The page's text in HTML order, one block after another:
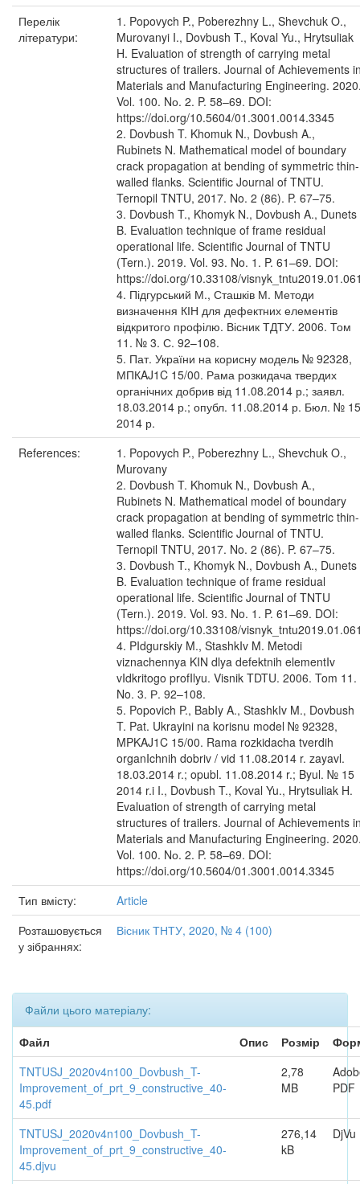
Перелік
літератури:
1. Popovych P., Poberezhny L., Shevchuk O.,
Murovanyi I., Dovbush T., Koval Yu., Hrytsuliak
H. Evaluation of strength of carrying metal
structures of trailers. Journal of Achievements
Materials and Manufacturing Engineering.
Vol. 100. Nо. 2. P. 58–69. DOI:
https://doi.org/10.5604/01.3001.0014.3345
2. Dovbush T. Khomuk N., Dovbush A.,
Rubinets N. Mathematical model of boundary
crack propagation at bending of symmetric thin-
walled flanks. Scientific Journal of TNTU.
Ternopil TNTU, 2017. No. 2 (86). P. 67–75.
3. Dovbush T., Khomyk N., Dovbush A., Dunets
B. Evaluation technique of frame residual
operational life. Scientific Journal of TNTU
(Tern.). 2019. Vol. 93. No. 1. P. 61–69. DOI:
https://doi.org/10.33108/
4. Підгурський М., Сташків М. Методи
визначення КІН для дефектних елементів
відкритого профілю. Вісник ТДТУ. 2006. Том
11. № 3. С. 92–108.
5. Пат. України на корисну модель № 92328,
МПКAJ1C 15/00. Рама розкидача твердих
органічних добрив від 11.08.2014 р.; заявл.
18.03.2014 р.; опубл. 11.08.2014 р. Бюл. № 15
2014 р.
References:
1. Popovych P., Poberezhny L., Shevchuk O.,
Murovany
2. Dovbush T. Khomuk N., Dovbush A.,
Rubinets N. Mathematical model of boundary
crack propagation at bending of symmetric thin-
walled flanks. Scientific Journal of TNTU.
Ternopil TNTU, 2017. No. 2 (86). P. 67–75.
3. Dovbush T., Khomyk N., Dovbush A., Dunets
B. Evaluation technique of frame residual
operational life. Scientific Journal of TNTU
(Tern.). 2019. Vol. 93. No. 1. P. 61–69. DOI:
https://doi.org/10.33108/
4. PIdgurskiy M., StashkIv M. Metodi
viznachennya KIN dlya defektnih elementIv
vIdkritogo profIlyu. Visnik TDTU. 2006. Tom 11.
No. 3. Р. 92–108.
5. Popovich P., BabIy A., StashkIv M., Dovbush
T. Pat. Ukrayini na korisnu model № 92328,
MPKAJ1C 15/00. Rama rozkidacha tverdih
organIchnih dobriv / vid 11.08.2014 r. zayavl.
18.03.2014 r.; opubl. 11.08.2014 r.; Byul. № 15
2014 r.i I., Dovbush T., Koval Yu., Hrytsuliak H.
Evaluation of strength of carrying metal
structures of trailers. Journal of Achievements
Materials and Manufacturing Engineering.
Vol. 100. Nо. 2. P. 58–69. DOI:
https://doi.org/10.5604/01.3001.0014.3345
Тип вмісту:
Article
Розташовується
у зібраннях:
Вісник ТНТУ, 2020, № 4 (100)
Файли цього матеріалу:
Файл
Опис Розмір
TNTUSJ_2020v4n100_Dovbush_T-
Improvement_of_prt_9_constructive_40-
45.pdf
2,78
MB
PDF
TNTUSJ_2020v4n100_Dovbush_T-
Improvement_of_prt_9_constructive_40-
45.djvu
276,14
kB
DjVu